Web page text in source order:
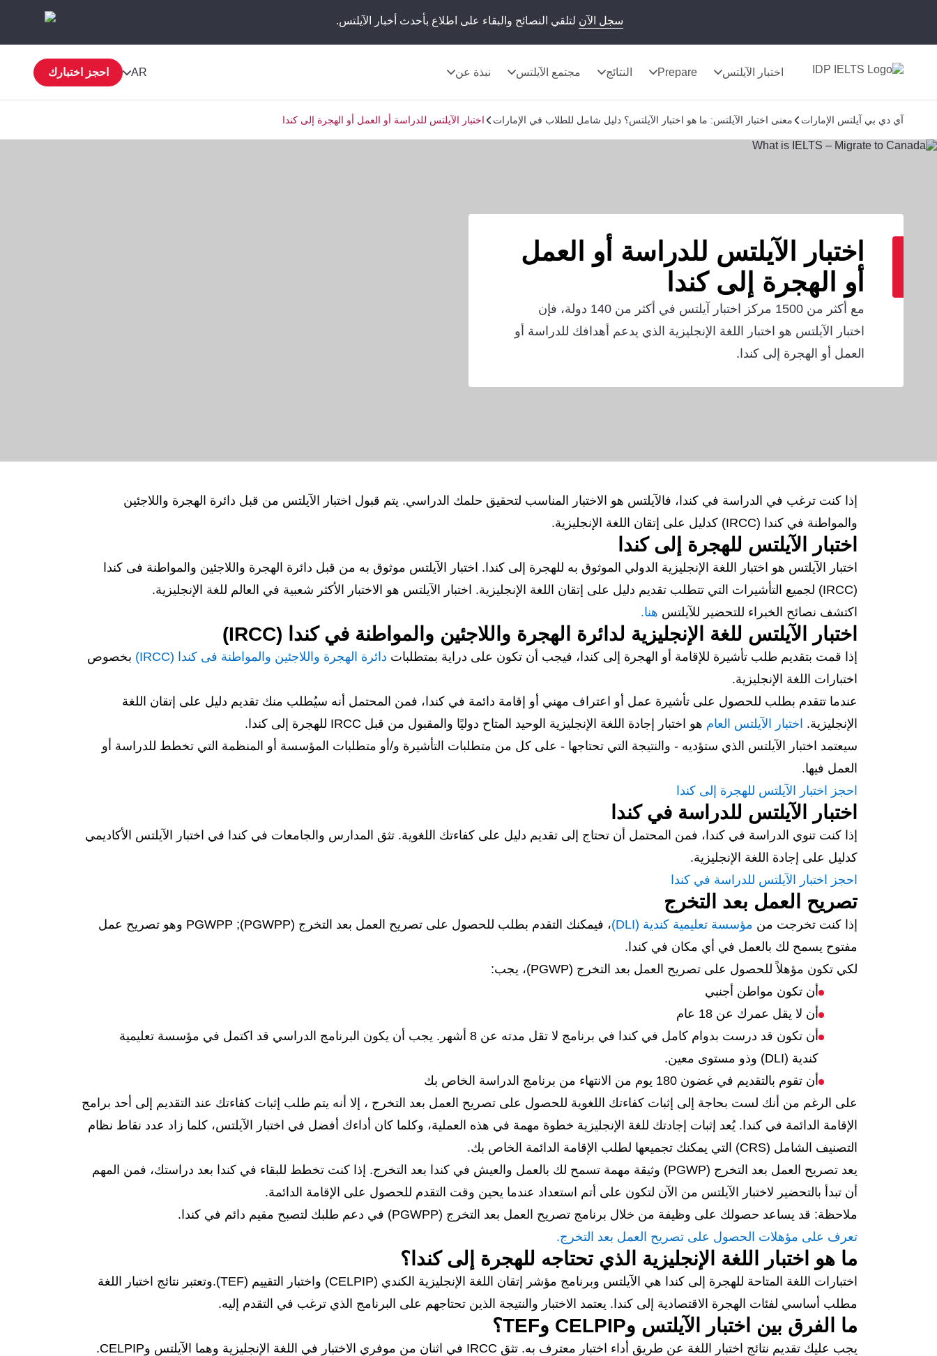
سجل الآن لتلقي النصائح والبقاء على اطلاع بأحدث أخبار الآيلتس.
اختبار الآيلتس Prepare النتائج مجتمع الآيلتس نبذة عن AR احجز اختبارك
آي دي بي آيلتس الإمارات معنى اختبار الآيلتس: ما هو اختبار الآيلتس؟ دليل شامل للطلاب في الإمارات اختبار الآيلتس للدراسة أو العمل أو الهجرة إلى كندا
اختبار الآيلتس للدراسة أو العمل
أو الهجرة إلى كندا
مع أكثر من 1500 مركز اختبار آيلتس في أكثر من 140 دولة، فإن
اختبار الآيلتس هو اختبار اللغة الإنجليزية الذي يدعم أهدافك للدراسة أو
العمل أو الهجرة إلى كندا.
إذا كنت ترغب في الدراسة في كندا، فالآيلتس هو الاختبار المناسب لتحقيق حلمك الدراسي. يتم قبول اختبار الآيلتس من قبل دائرة الهجرة واللاجئين
والمواطنة في كندا (IRCC) كدليل على إتقان اللغة الإنجليزية.
اختبار الآيلتس للهجرة إلى كندا
اختبار الآيلتس هو اختبار اللغة الإنجليزية الدولي الموثوق به للهجرة إلى كندا. اختبار الآيلتس موثوق به من قبل دائرة الهجرة واللاجئين والمواطنة فى كندا
(IRCC) لجميع التأشيرات التي تتطلب تقديم دليل على إتقان اللغة الإنجليزية. اختبار الآيلتس هو الاختبار الأكثر شعبية في العالم للغة الإنجليزية.
اكتشف نصائح الخبراء للتحضير للآيلتس هنا.
اختبار الآيلتس للغة الإنجليزية لدائرة الهجرة واللاجئين والمواطنة في كندا (IRCC)
إذا قمت بتقديم طلب تأشيرة للإقامة أو الهجرة إلى كندا، فيجب أن تكون على دراية بمتطلبات دائرة الهجرة واللاجئين والمواطنة فى كندا (IRCC)
بخصوص
اختبارات اللغة الإنجليزية.
عندما تتقدم بطلب للحصول على تأشيرة عمل أو اعتراف مهني أو إقامة دائمة في كندا، فمن المحتمل أنه سيُطلب منك تقديم دليل على إتقان اللغة
الإنجليزية. اختبار الآيلتس العام هو اختبار إجادة اللغة الإنجليزية الوحيد المتاح دوليًا والمقبول من قبل IRCC للهجرة إلى كندا.
سيعتمد اختبار الآيلتس الذي ستؤديه - والنتيجة التي تحتاجها - على كل من متطلبات التأشيرة و/أو متطلبات المؤسسة أو المنظمة التي تخطط للدراسة أو
العمل فيها.
احجز اختبار الآيلتس للهجرة إلى كندا
اختبار الآيلتس للدراسة في كندا
إذا كنت تنوي الدراسة في كندا، فمن المحتمل أن تحتاج إلى تقديم دليل على كفاءتك اللغوية. تثق المدارس والجامعات في كندا في اختبار الآيلتس الأكاديمي
كدليل على إجادة اللغة الإنجليزية.
احجز اختبار الآيلتس للدراسة في كندا
تصريح العمل بعد التخرج
إذا كنت تخرجت من مؤسسة تعليمية كندية (DLI)
، فيمكنك التقدم بطلب للحصول على تصريح العمل بعد التخرج (PGWPP); PGWPP وهو تصريح عمل
مفتوح يسمح لك بالعمل في أي مكان في كندا.
لكي تكون مؤهلاً للحصول على تصريح العمل بعد التخرج (PGWP)، يجب:
أن تكون مواطن أجنبي
أن لا يقل عمرك عن 18 عام
أن تكون قد درست بدوام كامل في كندا في برنامج لا تقل مدته عن 8 أشهر. يجب أن يكون البرنامج الدراسي قد اكتمل في مؤسسة تعليمية
كندية (DLI) وذو مستوى معين.
أن تقوم بالتقديم في غضون 180 يوم من الانتهاء من برنامج الدراسة الخاص بك
على الرغم من أنك لست بحاجة إلى إثبات كفاءتك اللغوية للحصول على تصريح العمل بعد التخرج ، إلا أنه يتم طلب إثبات كفاءتك عند التقديم إلى أحد برامج
الإقامة الدائمة في كندا. يُعد إثبات إجادتك للغة الإنجليزية خطوة مهمة في هذه العملية، وكلما كان أداءك أفضل في اختبار الآيلتس، كلما زاد عدد نقاط نظام
التصنيف الشامل (CRS) التي يمكنك تجميعها لطلب الإقامة الدائمة الخاص بك.
يعد تصريح العمل بعد التخرج (PGWP) وثيقة مهمة تسمح لك بالعمل والعيش في كندا بعد التخرج. إذا كنت تخطط للبقاء في كندا بعد دراستك، فمن المهم
أن تبدأ بالتحضير لاختبار الآيلتس من الآن لتكون على أتم استعداد عندما يحين وقت التقدم للحصول على الإقامة الدائمة.
ملاحظة: قد يساعد حصولك على وظيفة من خلال برنامج تصريح العمل بعد التخرج (PGWPP) في دعم طلبك لتصبح مقيم دائم في كندا.
تعرف على مؤهلات الحصول على تصريح العمل بعد التخرج.
ما هو اختبار اللغة الإنجليزية الذي تحتاجه للهجرة إلى كندا؟
اختبارات اللغة المتاحة للهجرة إلى كندا هي الآيلتس وبرنامج مؤشر إتقان اللغة الإنجليزية الكندي (CELPIP) واختبار التقييم (TEF).وتعتبر نتائج اختبار اللغة
مطلب أساسي لفئات الهجرة الاقتصادية إلى كندا. يعتمد الاختبار والنتيجة الذين تحتاجهم على البرنامج الذي ترغب في التقدم إليه.
ما الفرق بين اختبار الآيلتس وCELPIP وTEF؟
يجب عليك تقديم نتائج اختبار اللغة عن طريق أداء اختبار معترف به. تثق IRCC في اثنان من موفري الاختبار في اللغة الإنجليزية وهما الآيلتس وCELPIP.